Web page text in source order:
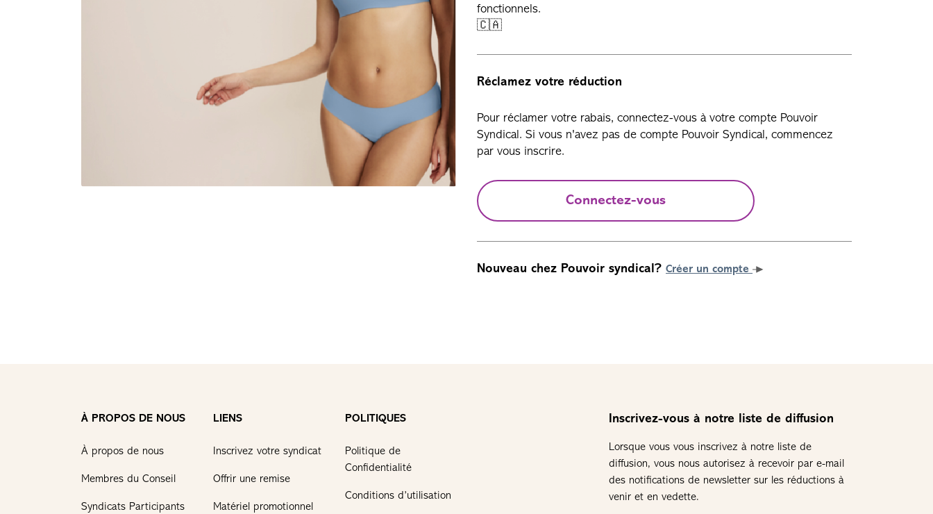
fonctionnels.
🇨🇦
Réclamez votre réduction
Pour réclamer votre rabais, connectez-vous à votre compte Pouvoir
Syndical. Si vous n'avez pas de compte Pouvoir Syndical, commencez
par vous inscrire.
Connectez-vous
Nouveau chez Pouvoir syndical? Créer un compte
À PROPOS DE NOUS
À propos de nous
Membres du Conseil
Syndicats Participants
LIENS
Inscrivez votre syndicat
Offrir une remise
Matériel promotionnel
POLITIQUES
Politique de
Confidentialité
Conditions d’utilisation
Inscrivez-vous à notre liste de diffusion
Lorsque vous vous inscrivez à notre liste de
diffusion, vous nous autorisez à recevoir par e-mail
des notifications de newsletter sur les réductions à
venir et en vedette.